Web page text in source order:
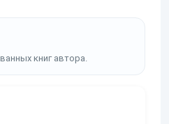
книг автора.